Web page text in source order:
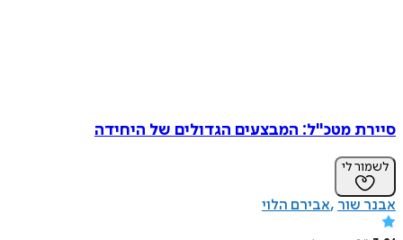
סיירת מטכ"ל: המבצעים הגדולים של היחידה
לשמור לי
אבנר שור אבירם הלוי